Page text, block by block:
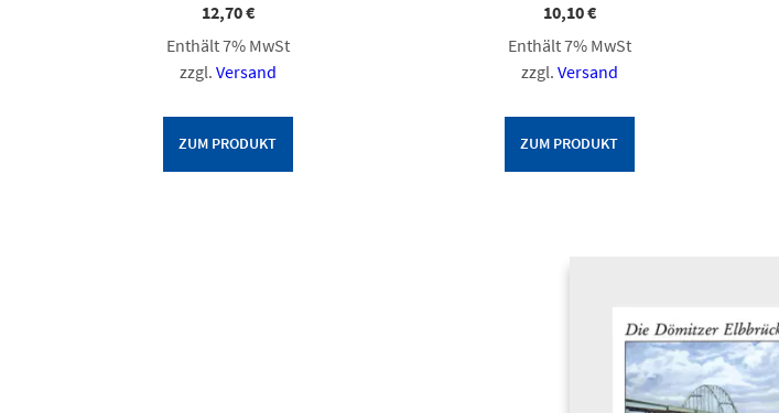
12,70€
Enthält 7% MwSt
zzgl. Versand
ZUM PRODUKT
10,10€
Enthält 7% MwSt
zzgl. Versand
ZUM PRODUKT